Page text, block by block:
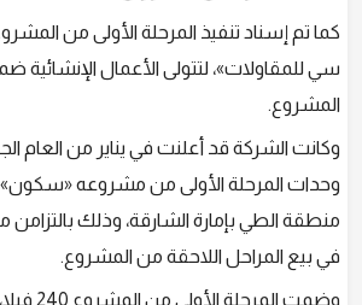
كما تم إسناد تنفيذ المرحلة الأولى من
سي للمقاولات»، لتتولى الأعمال الإنشائية
المشروع.
وكانت الشركة قد أعلنت في يناير من العام
وحدات المرحلة الأولى من مشروعه
منطقة الطي بإمارة الشارقة، وذلك
في بيع المراحل اللاحقة من المشروع.
وضمت